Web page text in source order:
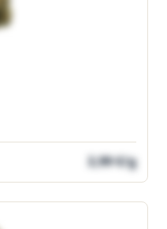
3,99 €/g